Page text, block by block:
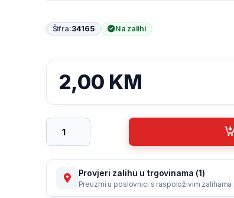
Šifra:34165 Na zalihi
2,00 KM
Zaštitna futrola Matt Samsung J530 J5 2017
Provjeri zalihu u trgovinama (1)
Preuzmi u poslovnici s raspoloživim